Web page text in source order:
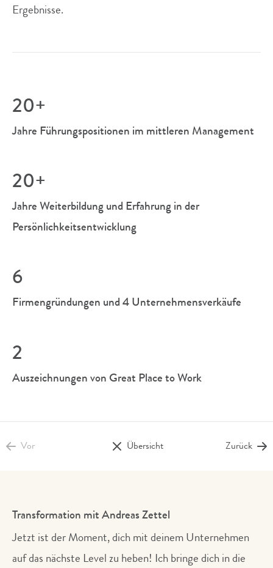
Ergebnisse.
20+
Jahre Führungspositionen im mittleren Management
20+
Jahre Weiterbildung und Erfahrung in der
Persönlichkeitsentwicklung
6
Firmengründungen und 4 Unternehmensverkäufe
2
Auszeichnungen von Great Place to Work
Vor Übersicht Zurück
Transformation mit Andreas Zettel
Jetzt ist der Moment, dich mit deinem Unternehmen
auf das nächste Level zu heben! Ich bringe dich in die